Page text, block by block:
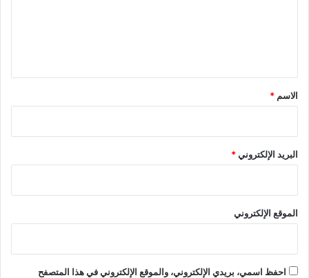
*
الاسم *
البريد الإلكتروني*
الموقع الإلكتروني
احفظ اسمي، بريدي الإلكتروني، والموقع الإلكتروني في هذا المتصفح